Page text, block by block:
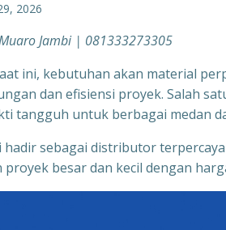
2026
Jambi | 081333273305
ini, kebutuhan akan material
dan efisiensi proyek. Salah
tangguh untuk berbagai medan
hadir sebagai distributor
proyek besar dan kecil dengan